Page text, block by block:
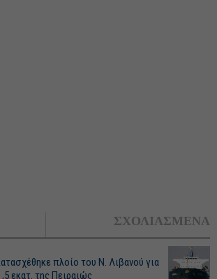
ΣΧΟΛΙΑΣΜΕΝΑ
πλοίο του Ν. Λιβανού για
εκατ. της Πειραιώς